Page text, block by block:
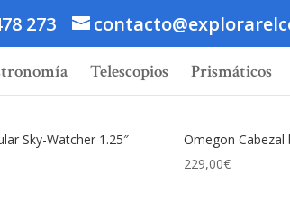
273
Telescopios Prismáticos
Sky-Watcher 1.25″
Omegon Cabezal
229,00€